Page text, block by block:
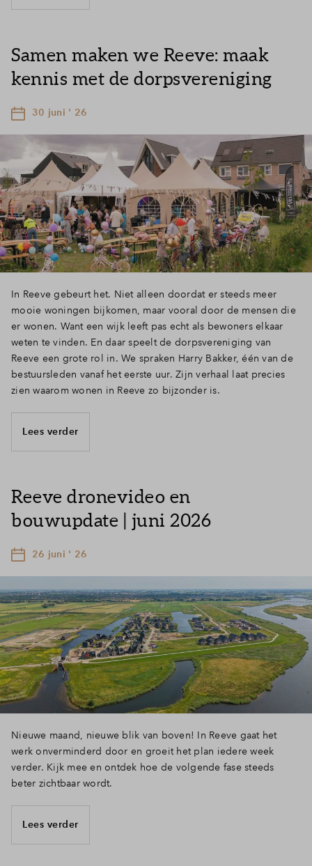
Samen maken we Reeve: maak
kennis met de dorpsvereniging
30 juni ' 26
In Reeve gebeurt het. Niet alleen doordat er steeds meer
mooie woningen bijkomen, maar vooral door de mensen die
er wonen. Want een wijk leeft pas echt als bewoners elkaar
weten te vinden. En daar speelt de dorpsvereniging van
Reeve een grote rol in. We spraken Harry Bakker, één van de
bestuursleden vanaf het eerste uur. Zijn verhaal laat precies
zien waarom wonen in Reeve zo bijzonder is.
Lees verder
Reeve dronevideo en
bouwupdate | juni 2026
26 juni ' 26
Nieuwe maand, nieuwe blik van boven! In Reeve gaat het
werk onverminderd door en groeit het plan iedere week
verder. Kijk mee en ontdek hoe de volgende fase steeds
beter zichtbaar wordt.
Lees verder